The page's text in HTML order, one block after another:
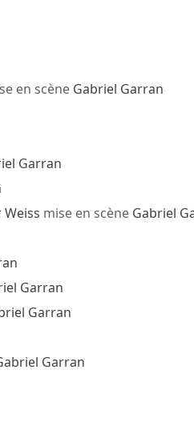
en scène Gabriel Garran
Garran
Weiss mise en scène Gabriel
Garran
Garran
Garran